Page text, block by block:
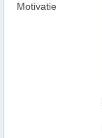
Motivatie